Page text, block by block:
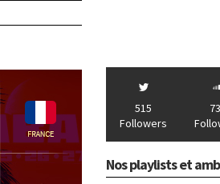
515
Followers
Nos playlists et